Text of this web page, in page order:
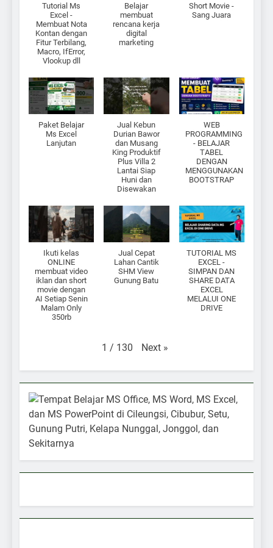
Tutorial Ms
Excel -
Membuat Nota
Kontan dengan
Fitur Terbilang,
Macro, IfError,
Vlookup dll
Belajar
membuat
rencana kerja
digital
marketing
Short Movie -
Sang Juara
Paket Belajar
Ms Excel
Lanjutan
Jual Kebun
Durian Bawor
dan Musang
King Produktif
Plus Villa 2
Lantai Siap
Huni dan
Disewakan
WEB
PROGRAMMING
- BELAJAR
TABEL
DENGAN
MENGGUNAKAN
BOOTSTRAP
Ikuti kelas
ONLINE
membuat video
iklan dan short
movie dengan
AI Setiap Senin
Malam Only
350rb
Jual Cepat
Lahan Cantik
SHM View
Gunung Batu
TUTORIAL MS
EXCEL -
SIMPAN DAN
SHARE DATA
EXCEL
MELALUI ONE
DRIVE
1 / 130 Next »